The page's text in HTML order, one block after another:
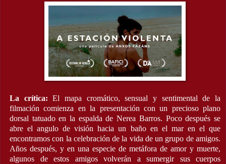
La crítica:El mapa cromático, sensual y sentimental de la
filmación comienza en la presentación con un precioso plano
dorsal tatuado en la espalda de Nerea Barros. Poco después se
abre el angulo de visión hacia un baño en el mar en el que
encontramos con la celebración de la vida de un grupo de amigos.
Años después, y en una especie de metáfora de amor y muerte,
algunos de estos amigos volverán a sumergir sus cuerpos